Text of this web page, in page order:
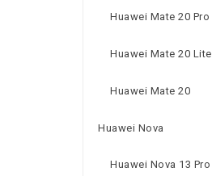
Huawei Mate 20 Pro
Huawei Mate 20 Lite
Huawei Mate 20
Huawei Nova
Huawei Nova 13 Pro